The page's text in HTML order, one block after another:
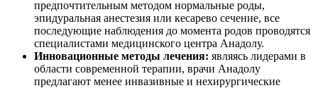
предпочтительным методом нормальные роды,
эпидуральная анестезия или кесарево сечение, все
последующие наблюдения до момента родов проводятся
специалистами медицинского центра Анадолу.
Инновационные методы лечения: являясь лидерами в
области современной терапии, врачи Анадолу
предлагают менее инвазивные и нехирургические